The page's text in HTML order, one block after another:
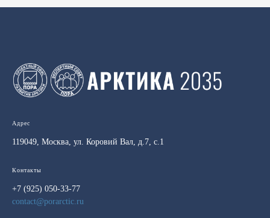
Адрес
119049, Москва, ул. Коровий Вал, д.7, с.1
Контакты
+7 (925) 050-33-77
contact@porarctic.ru